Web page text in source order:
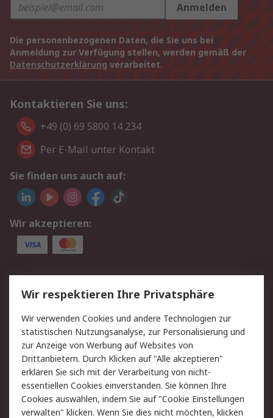
Anmelden
Die personenbezogenen Daten, die Sie uns bei
Anmeldung zur Verfügung stellen, werden gemäß der
Datenschutzerklärung verarbeitet.
Kontaktieren Sie uns:
+49 (0) 69 5800 14 234
Per E-Mail unter Kontakt
Sie finden uns auch auf:
Wir akzeptieren:
Service
Value Added Services
Lieferlösungen
Rücksendungen
Kontakt
Hilfe
Privatkunden
Rechtliches
AGB
Datenschutz
Cookie-Richtlinie
Zahlungsbedingungen
Wir respektieren Ihre Privatsphäre
Wir verwenden Cookies und andere Technologien zur
statistischen Nutzungsanalyse, zur Personalisierung und
zur Anzeige von Werbung auf Websites von
Drittanbietern. Durch Klicken auf "Alle akzeptieren"
erklären Sie sich mit der Verarbeitung von nicht-
essentiellen Cookies einverstanden. Sie können Ihre
Cookies auswählen, indem Sie auf "Cookie Einstellungen
verwalten" klicken. Wenn Sie dies nicht möchten, klicken